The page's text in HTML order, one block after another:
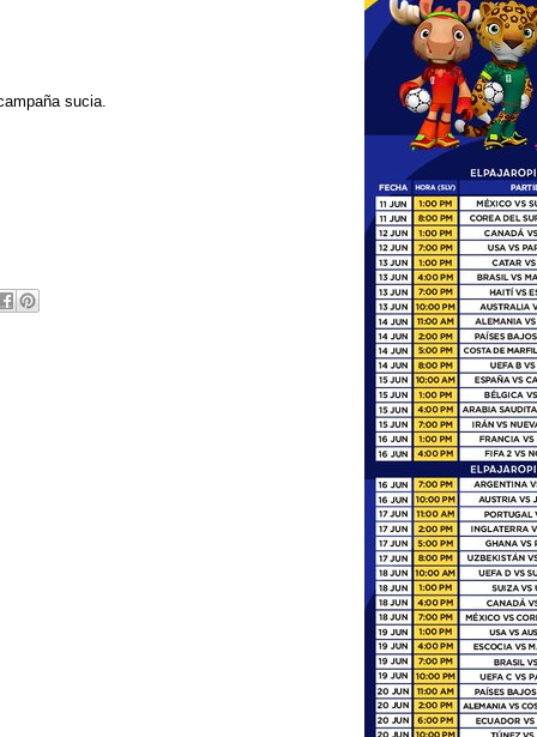
sucia.